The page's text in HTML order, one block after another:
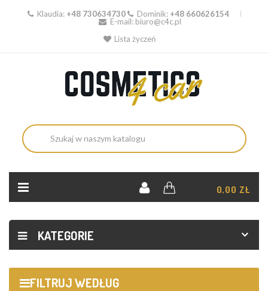
Klaudia: +48 730634730 Dominik: +48 660626154
E-mail: biuro@c4c.pl
Lista życzeń
0,00 ZŁ
KATEGORIE
FILTRUJ WEDŁUG